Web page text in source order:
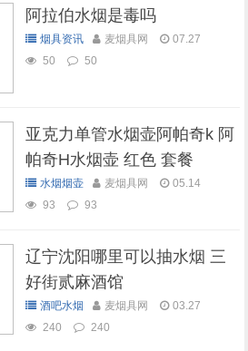
阿拉伯水烟是毒吗
烟具资讯 麦烟具网
07.27
50
50
亚克力单管水烟壶阿帕奇k 阿
帕奇H水烟壶 红色 套餐
水烟烟壶 麦烟具网
05.14
93
93
辽宁沈阳哪里可以抽水烟 三
好街贰麻酒馆
酒吧水烟 麦烟具网
03.27
240
240